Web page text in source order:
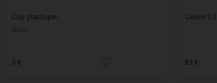
Clip plastique
3 €
Caisse 1:1
83 €